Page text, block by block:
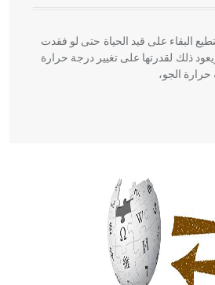
البقاء على قيد الحياة حتى لو فقدت
ذلك لقدرتها على تغيير درجة حرارة
حرارة الجو،
التغذية، ورسالته في جروح الرأس. ويعود
من الدين والفلسفة.
حيواني يتكون في البحر ويتركب